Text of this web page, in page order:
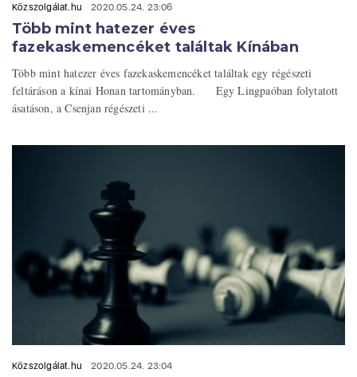
Közszolgálat.hu 2020.05.24. 23:06
Több mint hatezer éves
fazekaskemencéket találtak Kínában
Több mint hatezer éves fazekaskemencéket találtak egy régészeti
feltáráson a kínai Honan tartományban. Egy Lingpaóban folytatott
ásatáson, a Csenjan régészeti ...
Közszolgálat.hu 2020.05.24. 23:04